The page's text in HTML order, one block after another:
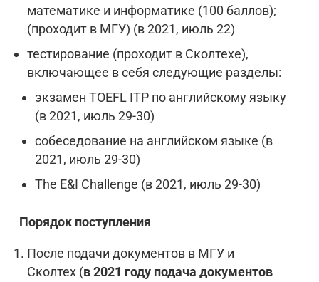
математике и информатике (100 баллов);
(проходит в МГУ) (в 2021, июль 22)
тестирование (проходит в Сколтехе),
включающее в себя следующие разделы:
экзамен TOEFL ITP по английскому языку
(в 2021, июль 29-30)
собеседование на английском языке (в
2021, июль 29-30)
The E&I Challenge (в 2021, июль 29-30)
Порядок поступления
После подачи документов в МГУ и
Сколтех (в 2021 году подача документов